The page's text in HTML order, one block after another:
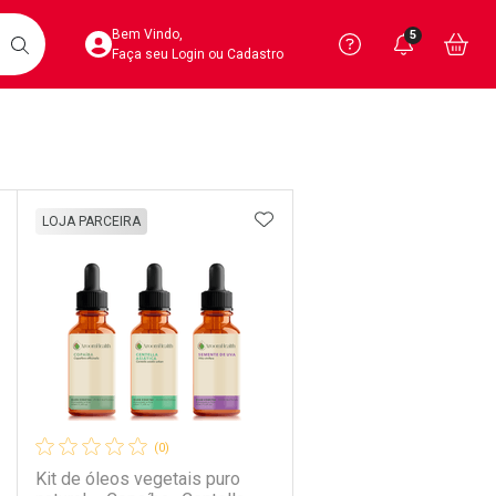
BUSCARAcesse sua Conta
Bem Vindo,
Faça seu Login ou Cadastro
Precisa
Ver Recursos
Você
5
AOS FAVORITOS
(0)
Kit de óleos vegetais puro
LOJA PARCEIRA ADICIONAR AOS